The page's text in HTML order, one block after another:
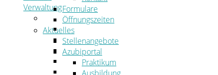
Verwaltung
Politik
Kreistag
Kreistagsinformationssystem
Bürgerinformationssystem
Wahlen
Leitbild
Formulare
Öffnungszeiten
Aktuelles
Stellenangebote
Azubiportal
Praktikum